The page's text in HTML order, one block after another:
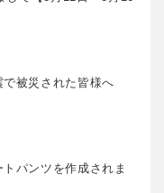
被災された皆様へ
パンツを作成されま